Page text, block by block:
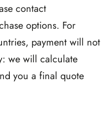
contact
options. For
payment will not
we will calculate
you a final quote